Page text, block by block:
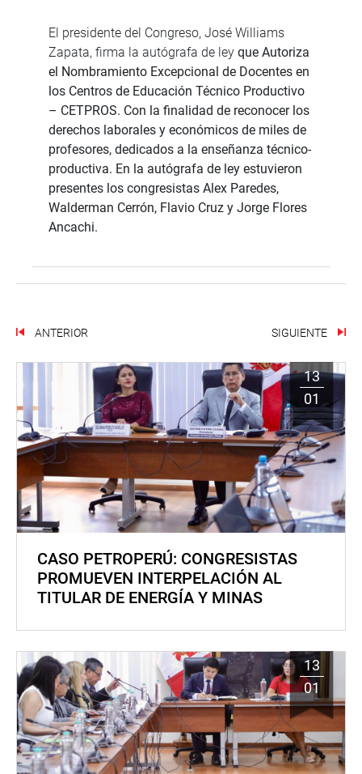
El presidente del Congreso, José Williams
Zapata, firma la autógrafa de ley que Autoriza
el Nombramiento Excepcional de Docentes en
los Centros de Educación Técnico Productivo
– CETPROS. Con la finalidad de reconocer los
derechos laborales y económicos de miles de
profesores, dedicados a la enseñanza técnico-
productiva. En la autógrafa de ley estuvieron
presentes los congresistas Alex Paredes,
Walderman Cerrón, Flavio Cruz y Jorge Flores
Ancachi.
ANTERIOR SIGUIENTE
13
01
CASO PETROPERÚ: CONGRESISTAS
PROMUEVEN INTERPELACIÓN AL
TITULAR DE ENERGÍA Y MINAS
13
01